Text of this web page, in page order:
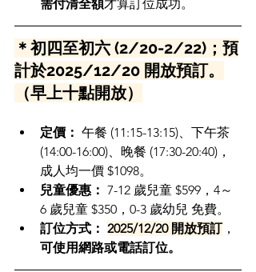
需付清全額才算訂位成功。
＊初四至初六 (2/20-2/22)；預
計於2025/12/20 開放預訂。
（早上十點開放）
定價： 午餐 (11:15-13:15)、下午茶
(14:00-16:00)、晚餐 (17:30-20:40)，
成人均一價 $1098。
兒童優惠： 7-12 歲兒童 $599，4～
6 歲兒童 $350，0-3 歲幼兒 免費。
訂位方式： 2025/12/20 開放預訂，
可使用網路或電話訂位。